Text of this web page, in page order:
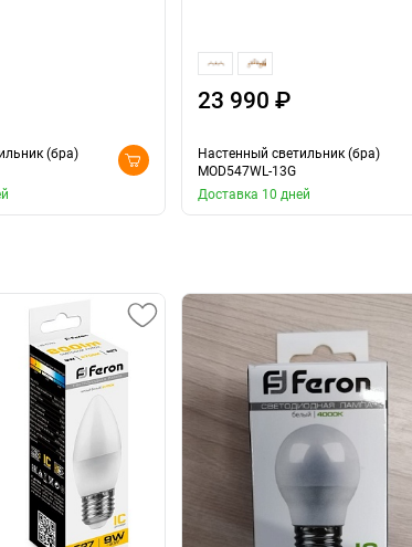
(бра)
23 990 ₽
Настенный светильник (бра)
MOD547WL-13G
Доставка 10 дней